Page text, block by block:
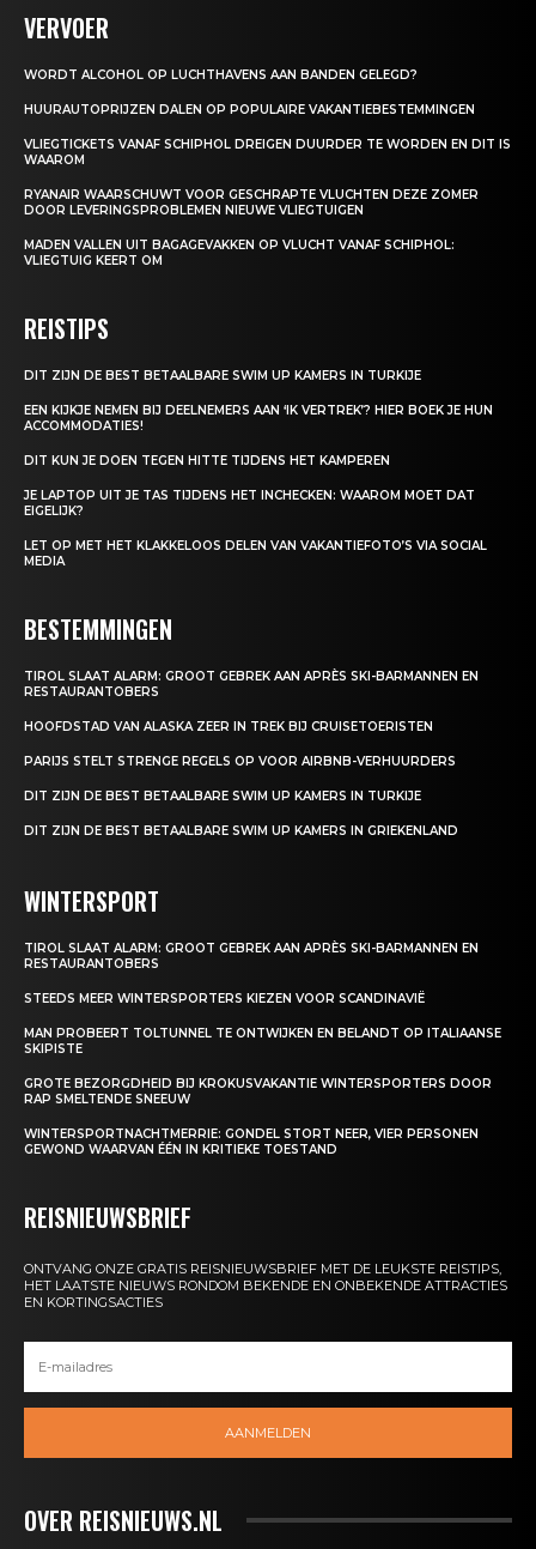
VERVOER
WORDT ALCOHOL OP LUCHTHAVENS AAN BANDEN GELEGD?
HUURAUTOPRIJZEN DALEN OP POPULAIRE VAKANTIEBESTEMMINGEN
VLIEGTICKETS VANAF SCHIPHOL DREIGEN DUURDER TE WORDEN EN DIT IS
WAAROM
RYANAIR WAARSCHUWT VOOR GESCHRAPTE VLUCHTEN DEZE ZOMER
DOOR LEVERINGSPROBLEMEN NIEUWE VLIEGTUIGEN
MADEN VALLEN UIT BAGAGEVAKKEN OP VLUCHT VANAF SCHIPHOL:
VLIEGTUIG KEERT OM
REISTIPS
DIT ZIJN DE BEST BETAALBARE SWIM UP KAMERS IN TURKIJE
EEN KIJKJE NEMEN BIJ DEELNEMERS AAN ‘IK VERTREK’? HIER BOEK JE HUN
ACCOMMODATIES!
DIT KUN JE DOEN TEGEN HITTE TIJDENS HET KAMPEREN
JE LAPTOP UIT JE TAS TIJDENS HET INCHECKEN: WAAROM MOET DAT
EIGELIJK?
LET OP MET HET KLAKKELOOS DELEN VAN VAKANTIEFOTO’S VIA SOCIAL
MEDIA
BESTEMMINGEN
TIROL SLAAT ALARM: GROOT GEBREK AAN APRÈS SKI-BARMANNEN EN
RESTAURANTOBERS
HOOFDSTAD VAN ALASKA ZEER IN TREK BIJ CRUISETOERISTEN
PARIJS STELT STRENGE REGELS OP VOOR AIRBNB-VERHUURDERS
DIT ZIJN DE BEST BETAALBARE SWIM UP KAMERS IN TURKIJE
DIT ZIJN DE BEST BETAALBARE SWIM UP KAMERS IN GRIEKENLAND
WINTERSPORT
TIROL SLAAT ALARM: GROOT GEBREK AAN APRÈS SKI-BARMANNEN EN
RESTAURANTOBERS
STEEDS MEER WINTERSPORTERS KIEZEN VOOR SCANDINAVIË
MAN PROBEERT TOLTUNNEL TE ONTWIJKEN EN BELANDT OP ITALIAANSE
SKIPISTE
GROTE BEZORGDHEID BIJ KROKUSVAKANTIE WINTERSPORTERS DOOR
RAP SMELTENDE SNEEUW
WINTERSPORTNACHTMERRIE: GONDEL STORT NEER, VIER PERSONEN
GEWOND WAARVAN ÉÉN IN KRITIEKE TOESTAND
REISNIEUWSBRIEF
ONTVANG ONZE GRATIS REISNIEUWSBRIEF MET DE LEUKSTE REISTIPS,
HET LAATSTE NIEUWS RONDOM BEKENDE EN ONBEKENDE ATTRACTIES
EN KORTINGSACTIES
AANMELDEN
OVER REISNIEUWS.NL